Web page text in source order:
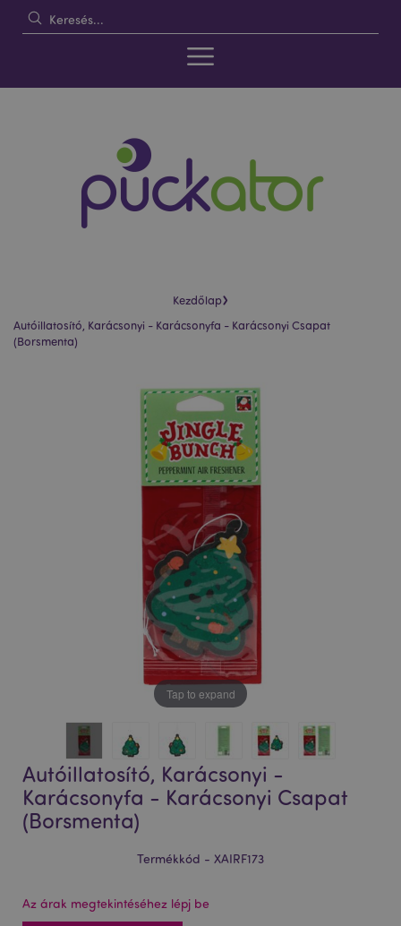
Kezdőlap›
Autóillatosító, Karácsonyi - Karácsonyfa - Karácsonyi Csapat
(Borsmenta)
Tap to expand
Autóillatosító, Karácsonyi -
Karácsonyfa - Karácsonyi Csapat
(Borsmenta)
Termékkód - XAIRF173
Az árak megtekintéséhez lépj be